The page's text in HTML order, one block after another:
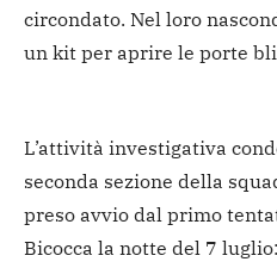
circondato. Nel loro
un kit per aprire le porte
L’attività investigativa
seconda sezione della
preso avvio dal primo
Bicocca la notte del 7